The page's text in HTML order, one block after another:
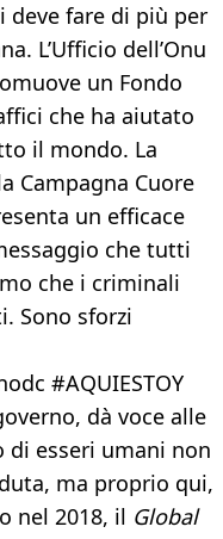
deve fare di più per
L’Ufficio dell’Onu
un Fondo
che ha aiutato
il mondo. La
Campagna Cuore
un efficace
che tutti
che i criminali
Sono sforzi
#AQUIESTOY
dà voce alle
esseri umani non
ma proprio qui,
nel 2018, il Global